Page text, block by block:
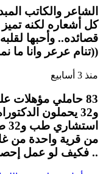
الشاعر والكاتب
كل أشعاره لكنه
قصائده.. وأحبها
((تنام عرعر وانا
منذ 3 أسابيع
من قرية واحدة من
.. فكيف لو عمل إحصاء لكل